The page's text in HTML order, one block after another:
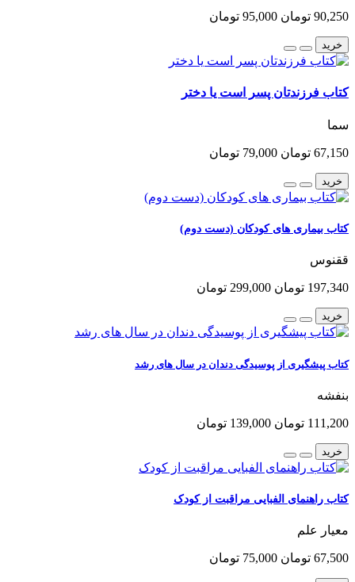
90,250 تومان 95,000 تومان
خرید
کتاب فرزندتان پسر است یا دختر
سما
67,150 تومان 79,000 تومان
خرید
کتاب بیماری های کودکان (دست دوم)
ققنوس
197,340 تومان 299,000 تومان
خرید
کتاب پیشگیری از پوسیدگی دندان در سال های رشد
بنفشه
111,200 تومان 139,000 تومان
خرید
کتاب راهنمای الفبایی مراقبت از کودک
معیار علم
67,500 تومان 75,000 تومان